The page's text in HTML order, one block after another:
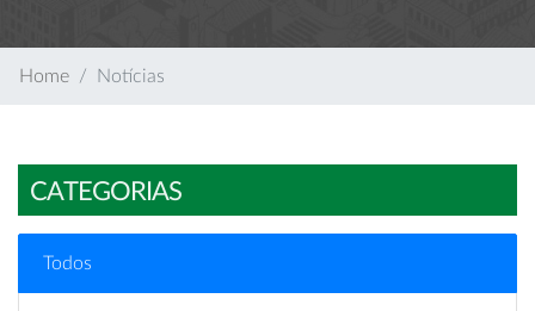
Home Notícias
CATEGORIAS
Todos